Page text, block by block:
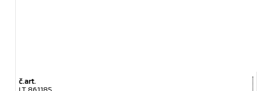
č.art.
LT 861185